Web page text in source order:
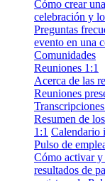
Cómo crear
celebración y
Preguntas
evento en una
Comunidades
Reuniones 1:1
Acerca de las
Reuniones
Resumen de
1:1 Calendario
Pulso de
Cómo activar y
resultados de